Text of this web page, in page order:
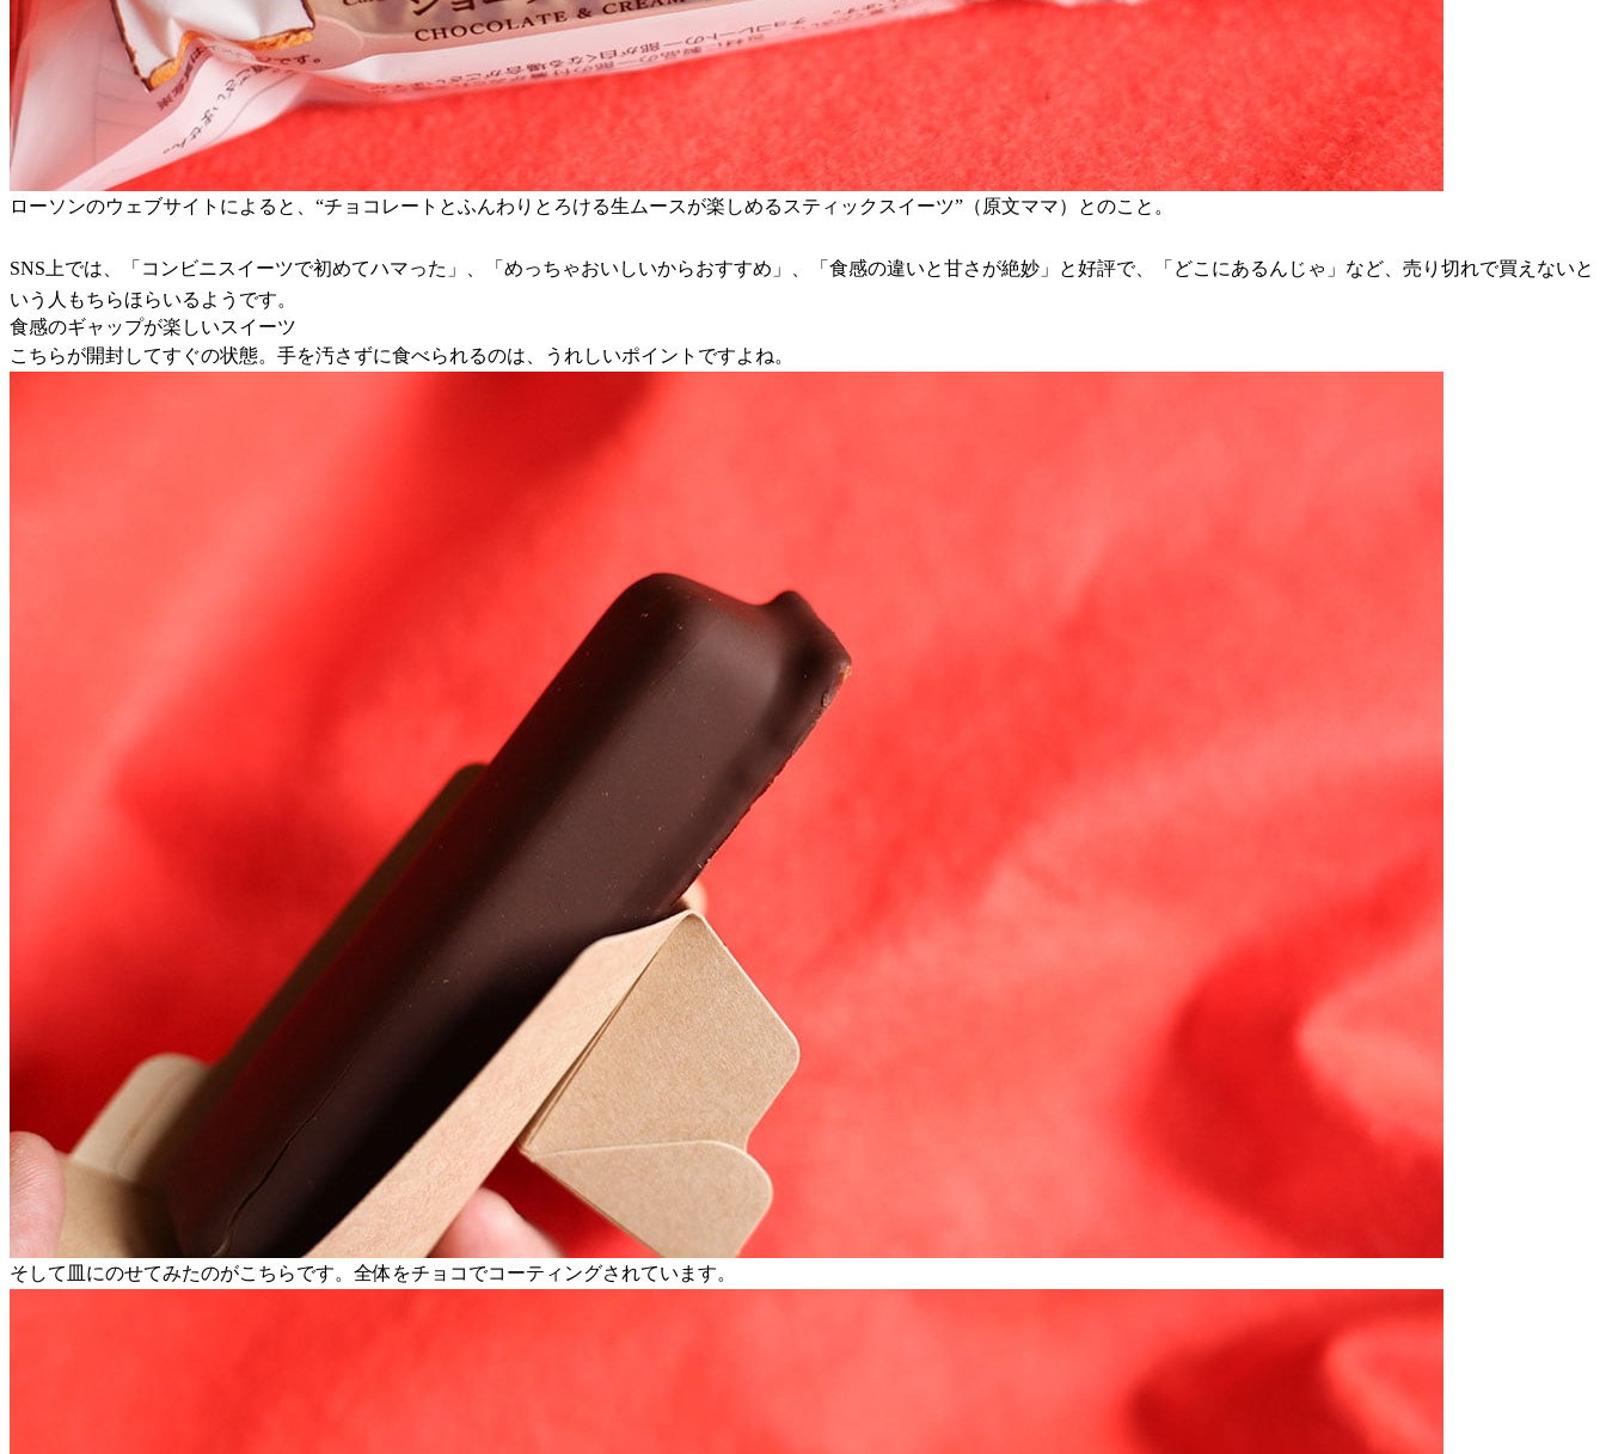
ローソンのウェブサイトによると、“チョコレートとふんわりとろける生ムースが楽しめるスティックスイーツ”（原文ママ）とのこと。
SNS上では、「コンビニスイーツで初めてハマった」、「めっちゃおいしいからおすすめ」、「食感の違いと甘さが絶妙」と好評で、「どこにあるんじゃ」など、売り切れで買えないと
いう人もちらほらいるようです。
食感のギャップが楽しいスイーツ
こちらが開封してすぐの状態。手を汚さずに食べられるのは、うれしいポイントですよね。
そして皿にのせてみたのがこちらです。全体をチョコでコーティングされています。